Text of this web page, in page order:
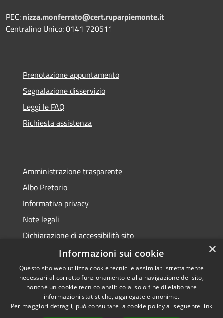
PEC: nizza.monferrato@cert.ruparpiemonte.it
Centralino Unico: 0141 720511
Prenotazione appuntamento
Segnalazione disservizio
Leggi le FAQ
Richiesta assistenza
Amministrazione trasparente
Albo Pretorio
Informativa privacy
Note legali
Dichiarazione di accessibilità sito
Dichiarazione di accessibilità app Municipium
RSS
Accessibilità
•Accesso redazione
×
Informazioni sui cookie
Questo sito web utilizza cookie tecnici e assimilati strettamente
necessari al corretto funzionamento e alla navigazione del sito,
nonché un cookie tecnico analitico al solo fine di elaborare
informazioni statistiche, aggregate e anonime.
Per maggiori dettagli, può consultare la cookie policy al seguente link